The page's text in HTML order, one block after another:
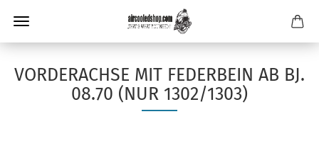
VORDERACHSE MIT FEDERBEIN AB BJ.
08.70 (NUR 1302/1303)